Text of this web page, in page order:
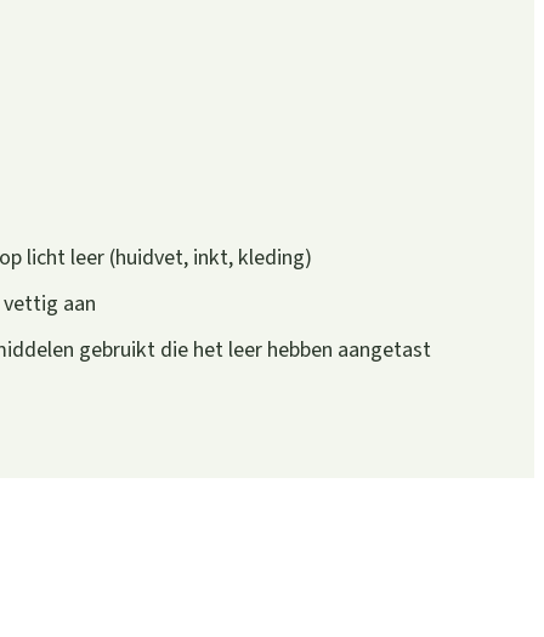
licht leer (huidvet, inkt, kleding)
aan
gebruikt die het leer hebben aangetast